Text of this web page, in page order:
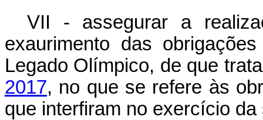
VII - assegurar a
exaurimento das
Legado Olímpico, de que
2017, no que se refere às
que interfiram no exercício